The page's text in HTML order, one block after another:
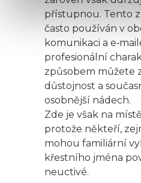
přístupnou. Tento
často používán v
komunikaci a
profesionální
způsobem můžete
důstojnost a
osobnější nádech.
Zde je však na
protože někteří,
mohou familiární
křestního jména
neuctivé.